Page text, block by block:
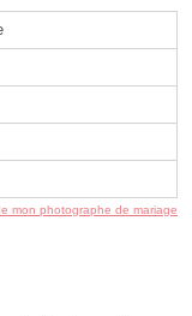
mon photographe de mariage